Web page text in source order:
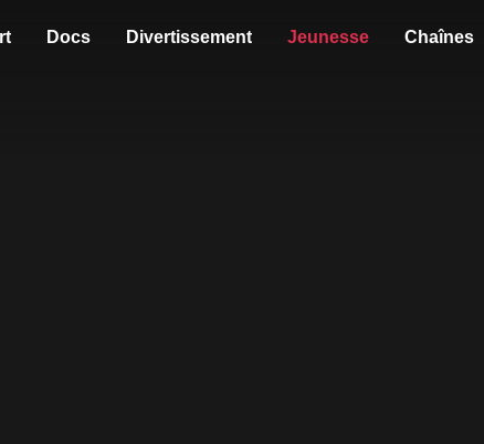
Docs Divertissement Jeunesse Chaînes